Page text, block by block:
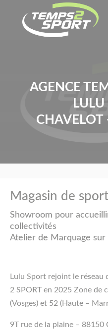
AGENCE
CHAVELOT
Magasin de
Showroom pour
collectivités
Atelier de Marquage sur
Lulu Sport rejoint le réseau
2 SPORT en 2025 Zone de
(Vosges) et 52 (Haute –
9T rue de la plaine – 88150